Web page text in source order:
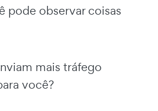
pode observar coisas
mais tráfego
você?